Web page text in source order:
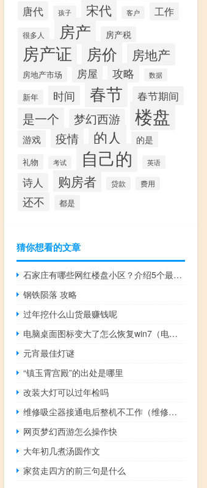
唐代 孩子 宋代 客户 工作
很多人 房产 房产税
房产证 房价 房地产
房地产市场 房屋 攻略 数据
新年 时间 春节 春节期间
是一个 梦幻西游 楼盘
游戏 疫情 的人 的是
礼物 考试 自己的 英语
诗人 购房者 贷款 费用
还不 都是
猜你想看的文章
石家庄有哪些网红楼盘小区？介绍5个最知名地产项目
钢铁陨落 攻略
过年挖什么山货最赚钱呢
电脑桌面图标变大了怎么恢复win7（电脑桌面图标变大）
元宵最佳灯谜
“镇玉霄宫殿”的出处是哪里
改装大灯可以过年检吗
维修吸尘器接通电后整机不工作（维修吸尘器）
网页梦幻西游怎么操作快
大年初几煮汤圆作文
家贫走四方的前三句是什么